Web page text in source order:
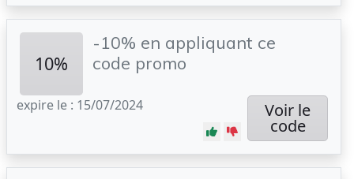
10%
-10% en appliquant ce
code promo
expire le : 15/07/2024 Voir le
code